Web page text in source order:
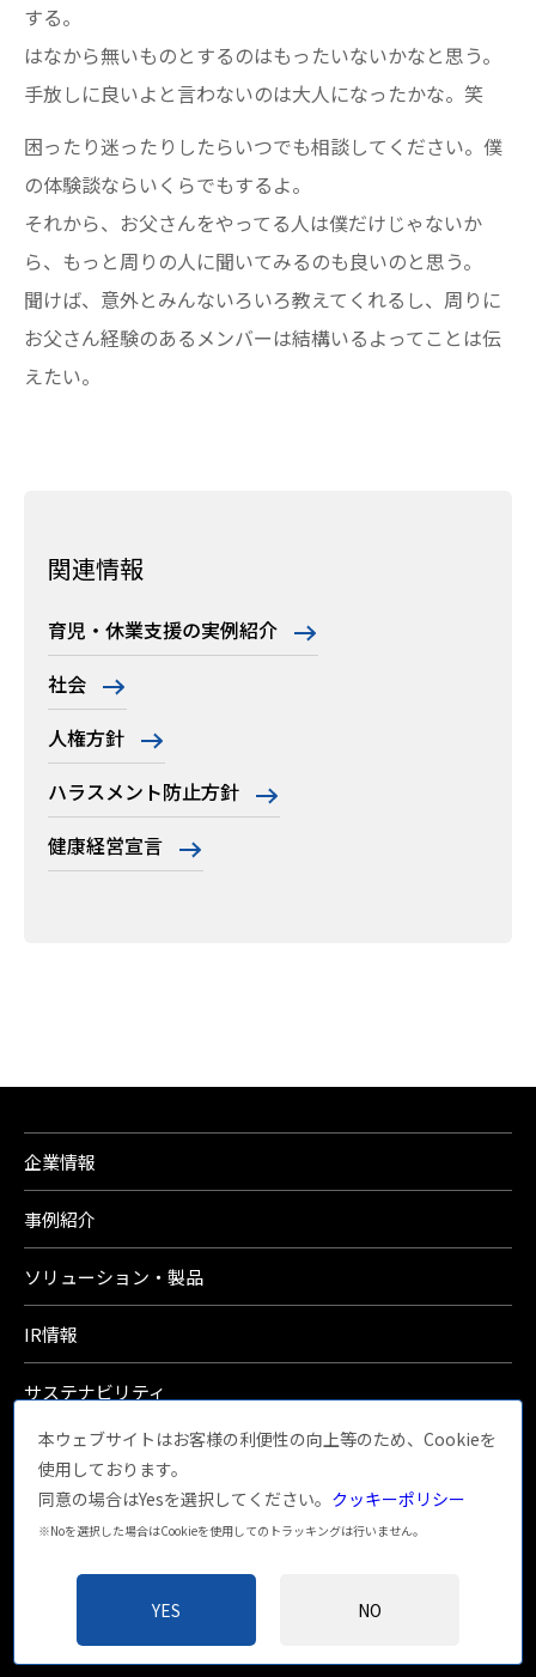
する。
はなから無いものとするのはもったいないかなと思う。
手放しに良いよと言わないのは大人になったかな。笑
困ったり迷ったりしたらいつでも相談してください。僕
の体験談ならいくらでもするよ。
それから、お父さんをやってる人は僕だけじゃないか
ら、もっと周りの人に聞いてみるのも良いのと思う。
聞けば、意外とみんないろいろ教えてくれるし、周りに
お父さん経験のあるメンバーは結構いるよってことは伝
えたい。
関連情報
育児・休業支援の実例紹介
社会
人権方針
ハラスメント防止方針
健康経営宣言
企業情報
事例紹介
ソリューション・製品
IR情報
サステナビリティ
採用情報
ビジネスパートナー募集
お問い合わせ
本ウェブサイトはお客様の利便性の向上等のため、Cookieを
使用しております。
同意の場合はYesを選択してください。 クッキーポリシー
※Noを選択した場合はCookieを使用してのトラッキングは行いません。
YES NO